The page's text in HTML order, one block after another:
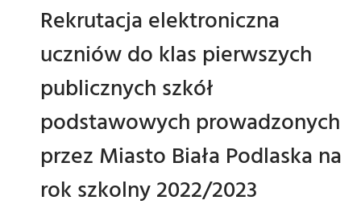
Rekrutacja elektroniczna
uczniów do klas pierwszych
publicznych szkół
podstawowych prowadzonych
przez Miasto Biała Podlaska na
rok szkolny 2022/2023